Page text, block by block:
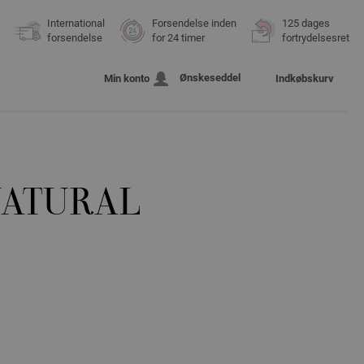
International
forsendelse
Forsendelse inden
for 24 timer
125 dages
fortrydelsesret
Min konto Ønskeseddel Indkøbskurv